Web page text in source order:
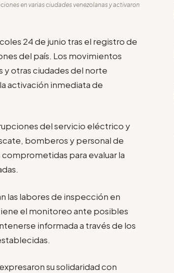
en varias ciudades venezolanas y activaron
24 de junio tras el registro de
del país. Los movimientos
y otras ciudades del norte
activación inmediata de
del servicio eléctrico y
bomberos y personal de
para evaluar la
las labores de inspección en
el monitoreo ante posibles
informada a través de los
su solidaridad con